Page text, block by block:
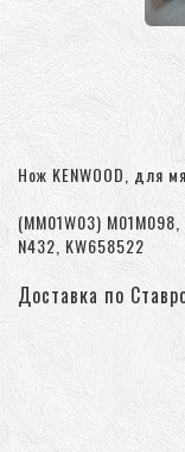
Нож KENWOOD, для
(MM01W03)
N432, KW658522
Доставка по